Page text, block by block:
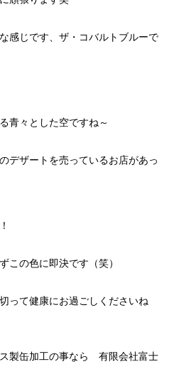
感じです、ザ・コバルトブルーで
青々とした空ですね～
デザートを売っているお店があっ
この色に即決です（笑）
って健康にお過ごしくださいね
製缶加工の事なら 有限会社富士